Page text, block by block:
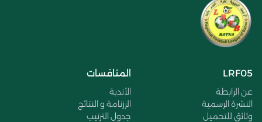
LRF05
عن الرابطة
النشرة الرسمية
وثائق للتحميل
المنافسات
الأندية
الرزنامة و النتائج
جدول الترتيب